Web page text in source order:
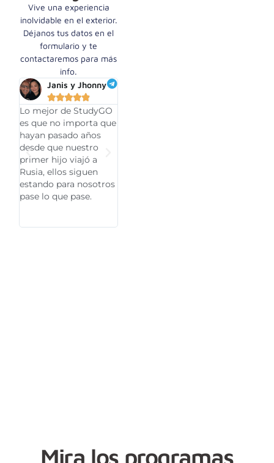
Vive una experiencia
inolvidable en el exterior.
Déjanos tus datos en el
formulario y te
contactaremos para más
info.
Janis y Jhonny

Lo mejor de StudyGO
es que no importa que
hayan pasado años
desde que nuestro
primer hijo viajó a
Rusia, ellos siguen
estando para nosotros
pase lo que pase.
Mira los programas